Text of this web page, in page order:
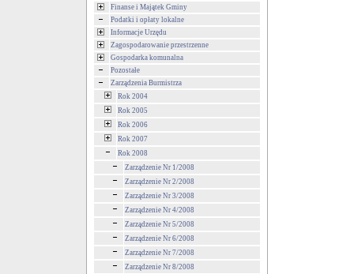
Finanse i Majątek Gminy
Podatki i opłaty lokalne
Informacje Urzędu
Zagospodarowanie przestrzenne
Gospodarka komunalna
Pozostałe
Zarządzenia Burmistrza
Rok 2004
Rok 2005
Rok 2006
Rok 2007
Rok 2008
Zarządzenie Nr 1/2008
Zarządzenie Nr 2/2008
Zarządzenie Nr 3/2008
Zarządzenie Nr 4/2008
Zarządzenie Nr 5/2008
Zarządzenie Nr 6/2008
Zarządzenie Nr 7/2008
Zarządzenie Nr 8/2008